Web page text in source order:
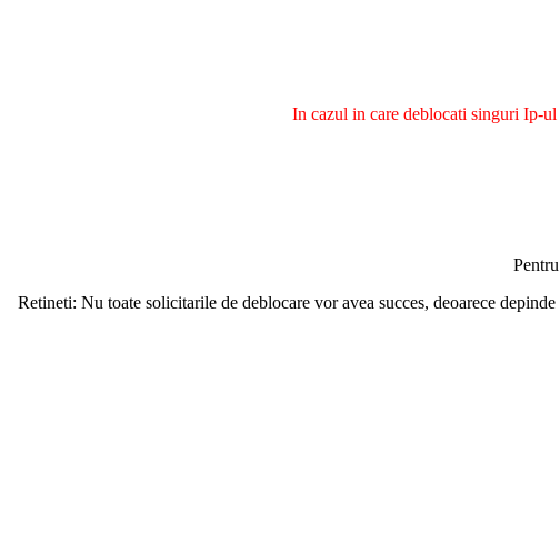
In cazul in care deblocati singuri Ip-
Retineti: Nu toate solicitarile de deblocare vor avea succes, deoarece